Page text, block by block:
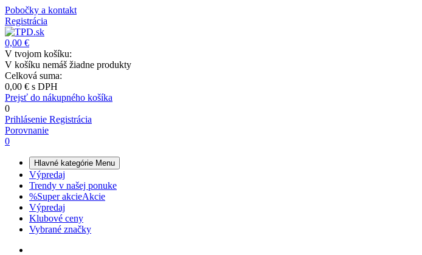
Pobočky a kontakt
Registrácia
0,00 €
V tvojom košíku:
V košíku nemáš žiadne produkty
Celková suma:
0,00 € s DPH
Prejsť do nákupného košíka
0
Prihlásenie Registrácia
Porovnanie
0
Hlavné kategórie Menu
Výpredaj
Trendy v našej ponuke
%Super akcieAkcie
Výpredaj
Klubové ceny
Vybrané značky